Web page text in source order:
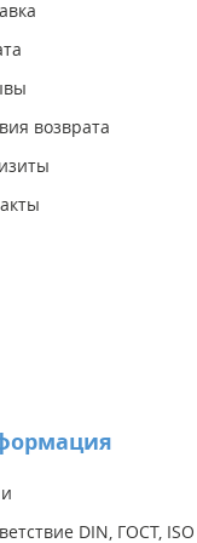
возврата
DIN, ГОСТ, ISO